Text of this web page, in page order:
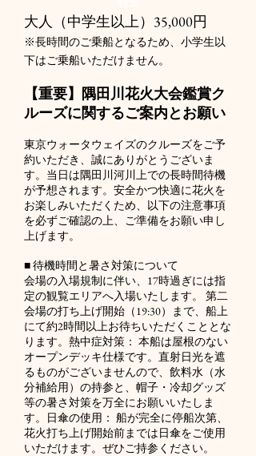
大人（中学生以上）35,000円
​※長時間のご乗船となるため、小学生以
下はご乗船いただけません。
【重要】隅田川花火大会鑑賞ク
ルーズに関するご案内とお願い
東京ウォータウェイズのクルーズをご予
約いただき、誠にありがとうございま
す。当日は隅田川河川上での長時間待機
が予想されます。安全かつ快適に花火を
お楽しみいただくため、以下の注意事項
を必ずご確認の上、ご準備をお願い申し
上げます。
■ 待機時間と暑さ対策について
会場の入場規制に伴い、17時過ぎには指
定の観覧エリアへ入場いたします。 第二
会場の打ち上げ開始（19:30）まで、船上
にて約2時間以上お待ちいただくこととな
ります。熱中症対策： 本船は屋根のない
オープンデッキ仕様です。直射日光を遮
るものがございませんので、飲料水（水
分補給用）の持参と、帽子・冷却グッズ
等の暑さ対策を万全にお願いいたしま
す。日傘の使用： 船が完全に停船次第、
花火打ち上げ開始前までは日傘をご使用
いただけます。ぜひご持参ください。